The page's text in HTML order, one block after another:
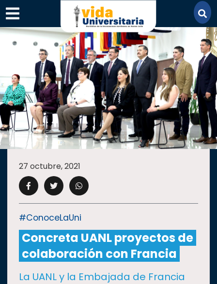
×
SECCIONES
ACADEMIA
CAMPUS UANL
CULTURA
27 octubre, 2021
#ConoceLaUni
Concreta UANL proyectos de
colaboración con Francia
La UANL y la Embajada de Francia